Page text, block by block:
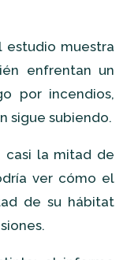
estudio muestra
enfrentan un
por incendios,
sigue subiendo.
casi la mitad de
ver cómo el
de su hábitat